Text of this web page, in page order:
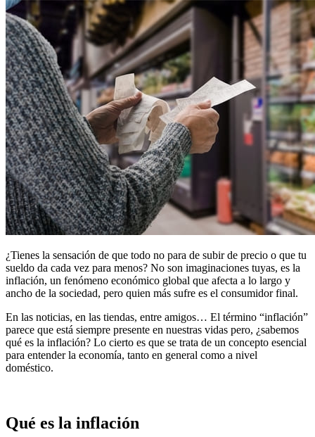
¿Tienes la sensación de que todo no para de subir de precio o que tu
sueldo da cada vez para menos? No son imaginaciones tuyas, es la
inflación, un fenómeno económico global que afecta a lo largo y
ancho de la sociedad, pero quien más sufre es el consumidor final.
En las noticias, en las tiendas, entre amigos… El término “inflación”
parece que está siempre presente en nuestras vidas pero, ¿sabemos
qué es la inflación? Lo cierto es que se trata de un concepto esencial
para entender la economía, tanto en general como a nivel
doméstico.
Qué es la inflación